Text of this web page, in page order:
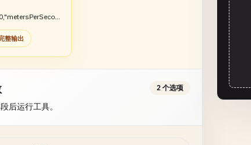
整输出
后运行工具。
2 个选项